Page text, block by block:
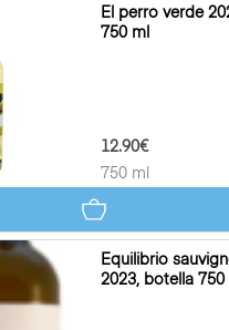
El perro verde
750 ml
12.90€
750 ml
Equilibrio
2023, botella 750